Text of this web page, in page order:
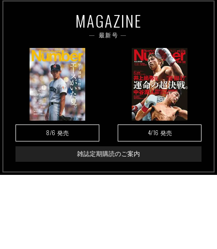
MAGAZINE
最新号
8/6 発売 4/16 発売
雑誌定期購読のご案内